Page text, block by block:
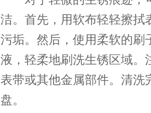
洁。首先，用软布轻轻擦拭
污垢。然后，使用柔软的刷
液，轻柔地刷洗生锈区域。
表带或其他金属部件。清洗
盘。